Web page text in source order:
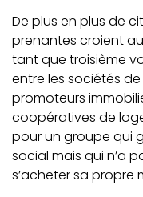
De plus en plus de
prenantes croient
tant que troisième
entre les sociétés
promoteurs
coopératives de
pour un groupe qui
social mais qui n’a
s’acheter sa propre